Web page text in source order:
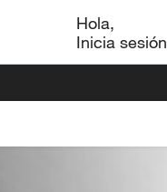
Hola,
Inicia sesión